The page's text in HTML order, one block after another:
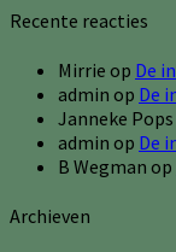
Recente reacties
Mirrie op De
admin op De
Janneke Pops
admin op De
B Wegman op
Archieven